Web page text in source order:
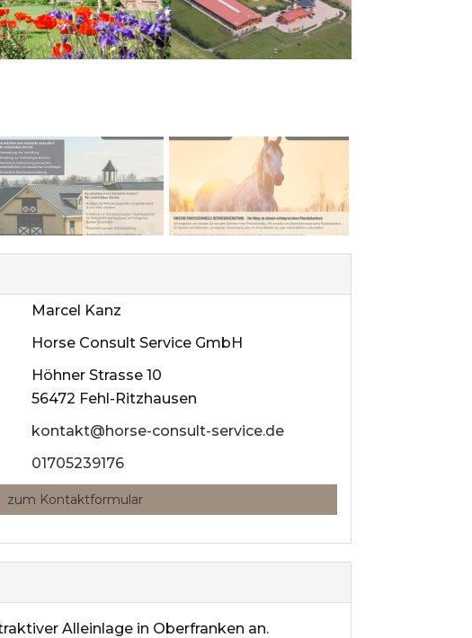
Marcel Kanz
Horse Consult Service GmbH
Höhner Strasse 10
56472 Fehl-Ritzhausen
kontakt@horse-consult-service.de
01705239176
zum Kontaktformular
Alleinlage in Oberfranken an.